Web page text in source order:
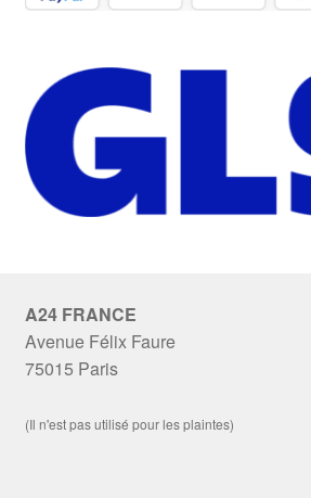
A24 FRANCE
Avenue Félix Faure
75015 Paris
(Il n'est pas utilisé pour les plaintes)